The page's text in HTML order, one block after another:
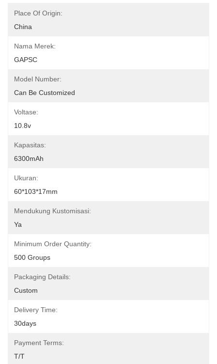
Place Of Origin:
China
Nama Merek:
GAPSC
Model Number:
Can Be Customized
Voltase:
10.8v
Kapasitas:
6300mAh
Ukuran:
60*103*17mm
Mendukung Kustomisasi:
Ya
Minimum Order Quantity:
500 Groups
Packaging Details:
Custom
Delivery Time:
30days
Payment Terms:
T/T